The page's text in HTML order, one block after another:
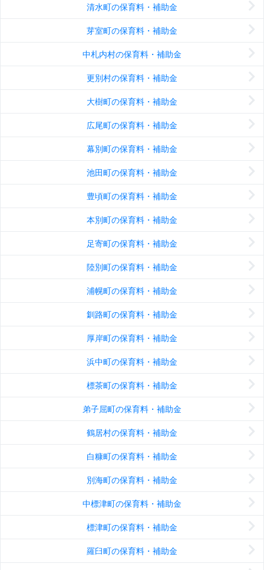
清水町の保育料・補助金
芽室町の保育料・補助金
中札内村の保育料・補助金
更別村の保育料・補助金
大樹町の保育料・補助金
広尾町の保育料・補助金
幕別町の保育料・補助金
池田町の保育料・補助金
豊頃町の保育料・補助金
本別町の保育料・補助金
足寄町の保育料・補助金
陸別町の保育料・補助金
浦幌町の保育料・補助金
釧路町の保育料・補助金
厚岸町の保育料・補助金
浜中町の保育料・補助金
標茶町の保育料・補助金
弟子屈町の保育料・補助金
鶴居村の保育料・補助金
白糠町の保育料・補助金
別海町の保育料・補助金
中標津町の保育料・補助金
標津町の保育料・補助金
羅臼町の保育料・補助金